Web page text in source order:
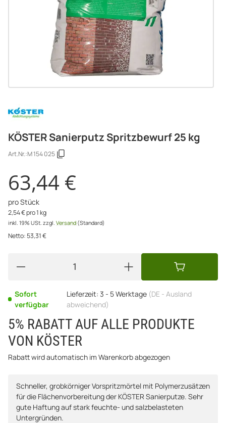
KÖSTER Sanierputz Spritzbewurf 25 kg
Art.Nr.:M 154 025
63,44 €
pro Stück
2,54 € pro 1 kg
inkl. 19% USt. zzgl. Versand (Standard)
Netto:53,31€
Sofort
verfügbar
Lieferzeit: 3 - 5 Werktage (DE - Ausland
abweichend)
5% RABATT AUF ALLE PRODUKTE
VON KÖSTER
Rabatt wird automatisch im Warenkorb abgezogen
Schneller, grobkörniger Vorspritzmörtel mit Polymerzusätzen
für die Flächenvorbereitung der KÖSTER Sanierputze. Sehr
gute Haftung auf stark feuchte- und salzbelasteten
Untergründen.